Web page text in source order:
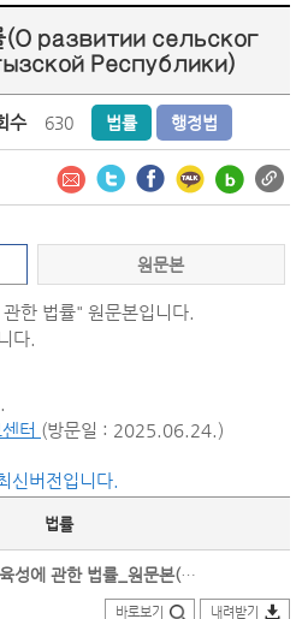
(О развитии сельског
Республики)
수 630 법률 행정법
원문본
한 법률" 원문본입니다.
다.
터 (방문일 : 2025.06.24.)
신버전입니다.
법률
법률_원문본(2023.01.25.개정).docx
바로보기 내려받기